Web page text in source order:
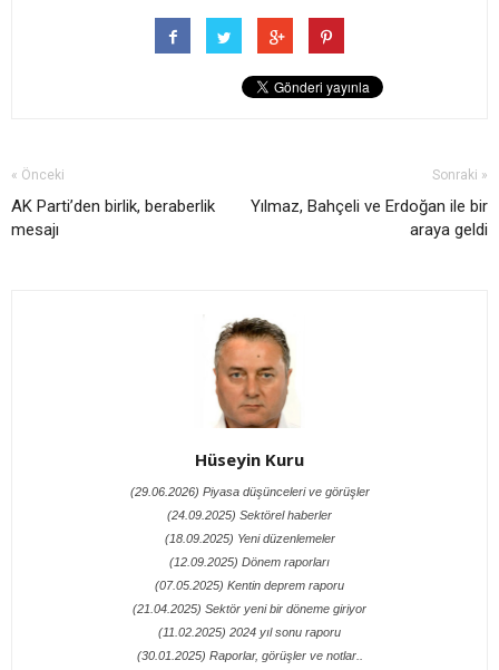
« Önceki
AK Parti’den birlik, beraberlik
mesajı
Sonraki »
Yılmaz, Bahçeli ve Erdoğan ile bir
araya geldi
Hüseyin Kuru
(29.06.2026) Piyasa düşünceleri ve görüşler
(24.09.2025) Sektörel haberler
(18.09.2025) Yeni düzenlemeler
(12.09.2025) Dönem raporları
(07.05.2025) Kentin deprem raporu
(21.04.2025) Sektör yeni bir döneme giriyor
(11.02.2025) 2024 yıl sonu raporu
(30.01.2025) Raporlar, görüşler ve notlar..